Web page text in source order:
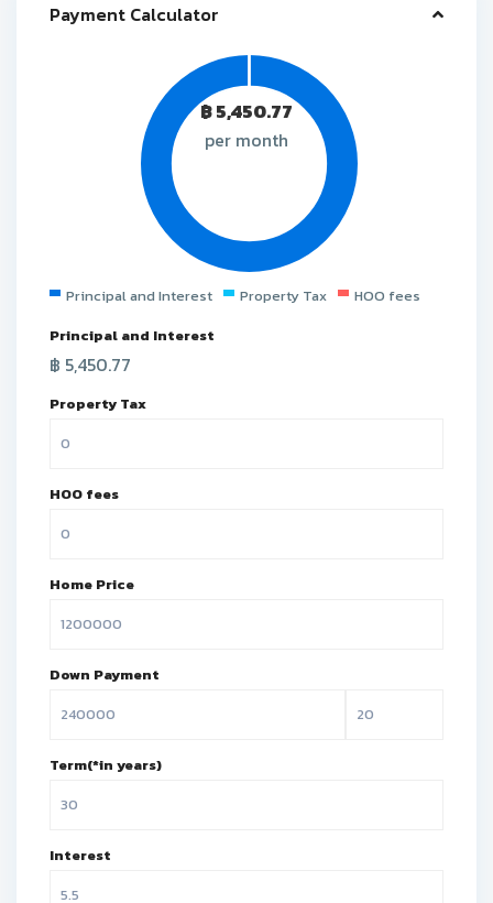
Payment Calculator
฿5,450.77
per month
Principal and Interest Property Tax
HOO fees
Principal and Interest
฿ 5,450.77
Property Tax
HOO fees
Home Price
Down Payment
Term(*in years)
Interest